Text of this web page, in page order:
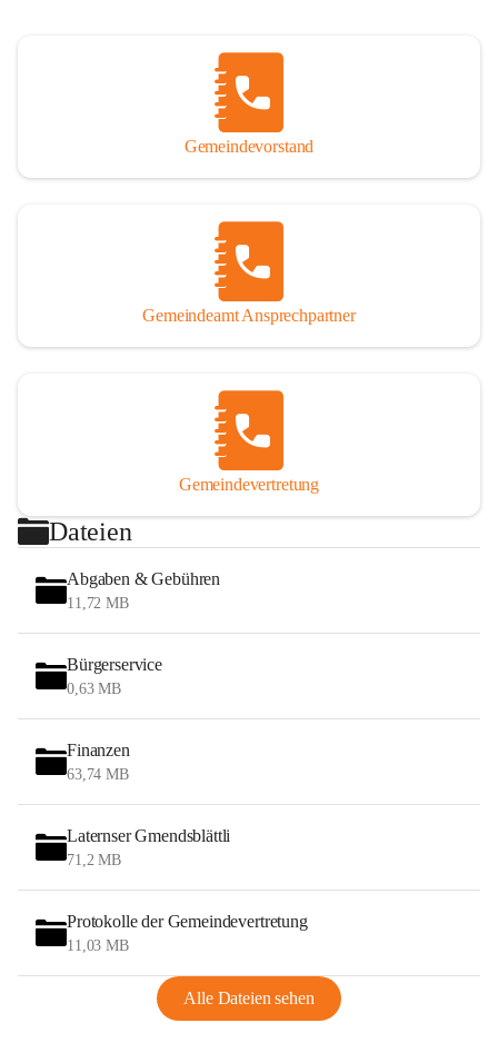
Gemeindevorstand
Gemeindeamt Ansprechpartner
Gemeindevertretung
Dateien
Abgaben & Gebühren
11,72 MB
Bürgerservice
0,63 MB
Finanzen
63,74 MB
Laternser Gmendsblättli
71,2 MB
Protokolle der Gemeindevertretung
11,03 MB
Alle Dateien sehen